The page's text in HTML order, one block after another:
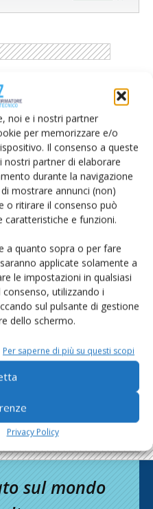
noi e i nostri partner
per memorizzare e/o
Il consenso a queste
partner di elaborare
durante la navigazione
mostrare annunci (non)
o ritirare il consenso può
caratteristiche e funzioni.
a quanto sopra o per fare
applicate solamente a
le impostazioni in qualsiasi
utilizzando i
sul pulsante di gestione
dello schermo.
Per saperne di più su questi scopi
Privacy Policy
e Prodotti
un'azienda o un
risponde
agli agricoltori
sul mondo